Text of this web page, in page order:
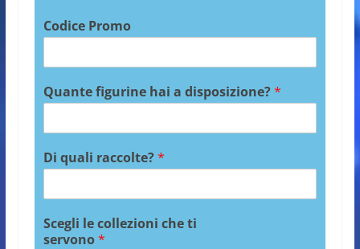
Codice Promo
Quante figurine hai a disposizione?*
Di quali raccolte?*
Scegli le collezioni che ti
servono*